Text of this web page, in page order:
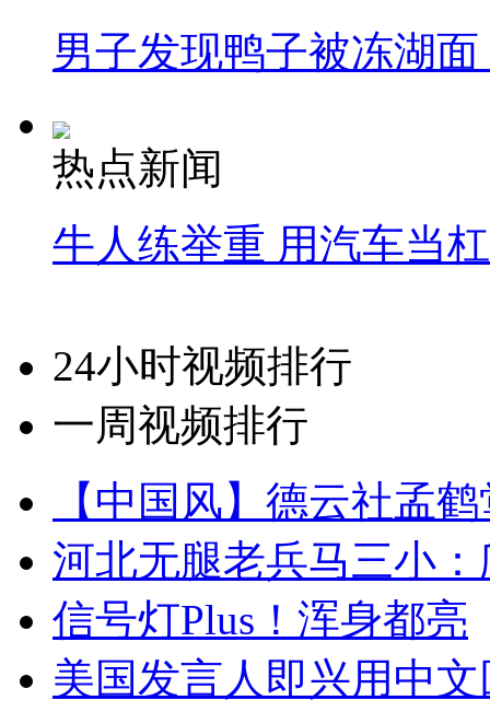
男子发现鸭子被冻湖
热点新闻
牛人练举重 用汽车当
24小时视频排行
一周视频排行
【中国风】德云社孟
河北无腿老兵马三小
信号灯Plus！浑身都亮
美国发言人即兴用中